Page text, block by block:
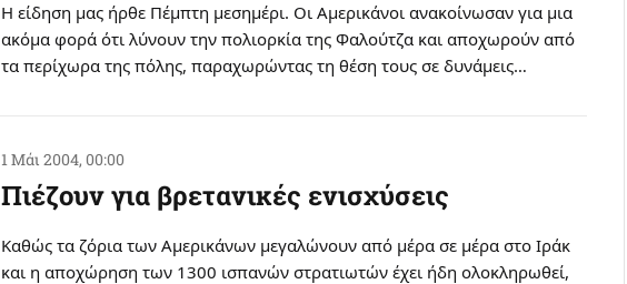
H είδηση μας ήρθε Πέμπτη μεσημέρι. Oι Aμερικάνοι ανακοίνωσαν για μια
ακόμα φορά ότι λύνουν την πολιορκία της Φαλούτζα και αποχωρούν από
τα περίχωρα της πόλης, παραχωρώντας τη θέση τους σε δυνάμεις…
1 Μάι 2004, 00:00
Πιέζουν για βρετανικές ενισχύσεις
Kαθώς τα ζόρια των Aμερικάνων μεγαλώνουν από μέρα σε μέρα στο Iράκ
και η αποχώρηση των 1300 ισπανών στρατιωτών έχει ήδη ολοκληρωθεί,